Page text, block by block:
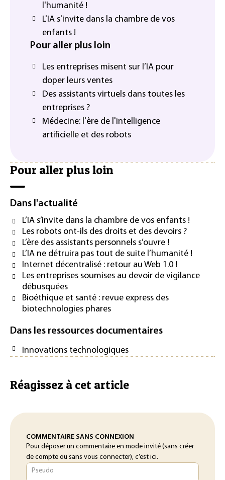
l'humanité !
L'IA s'invite dans la chambre de vos
enfants !
Pour aller plus loin
Les entreprises misent sur l’IA pour
doper leurs ventes
Des assistants virtuels dans toutes les
entreprises ?
Médecine: l'ère de l'intelligence
artificielle et des robots
Pour aller plus loin
Dans l'actualité
L’IA s’invite dans la chambre de vos enfants !
Les robots ont-ils des droits et des devoirs ?
L’ère des assistants personnels s’ouvre !
L’IA ne détruira pas tout de suite l’humanité !
Internet décentralisé : retour au Web 1.0 !
Les entreprises soumises au devoir de vigilance
débusquées
Bioéthique et santé : revue express des
biotechnologies phares
Dans les ressources documentaires
Innovations technologiques
Réagissez à cet article
COMMENTAIRE SANS CONNEXION
Pour déposer un commentaire en mode invité (sans créer
de compte ou sans vous connecter), c’est ici.
Pseudo